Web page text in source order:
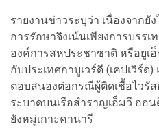
รายงานข่าวระบุว่า เนื่องจาก
การรักษาจึงเน้นเพียงการบรรเ
องค์การสหประชาชาติ หรือยูเอ็
กับประเทศกาบูเวร์ดี (เคปเวิร์
ตอบสนองต่อกรณีผู้ติดเชื้อไวรั
ระบาดบนเรือสำราญเอ็มวี ฮอ
ยังหมู่เกาะคานารี